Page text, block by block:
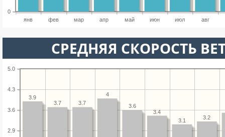
янв фев мар апр май июн июл авг
0
СРЕДНЯЯ СКОРОСТЬ
2.9
3.6
4.3
5.0
3.2
3.1
3.4
3.6
4
3.7
3.7
3.9